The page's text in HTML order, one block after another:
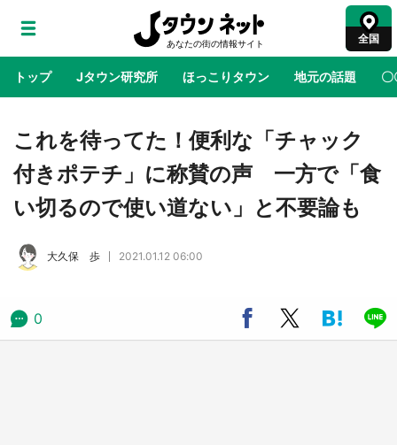
全国
トップ Jタウン研究所 ほっこりタウン 地元の話題 〇
地域×二次元 絶景 あの時はありがとう 物語がはじ
アニメ『はたらく細胞』と神奈川県の3度目コ
ラボ 作品の世界観通じて「小児がん」学べる
これを待ってた！便利な「チャック
付きポテチ」に称賛の声 一方で「食
い切るので使い道ない」と不要論も
大久保 歩 2021.01.12 06:00
0